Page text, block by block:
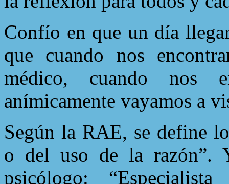
Confío en que un día
que cuando nos
médico, cuando nos
anímicamente vayamos a
Según la RAE, se define
o del uso de la razón”.
psicólogo: